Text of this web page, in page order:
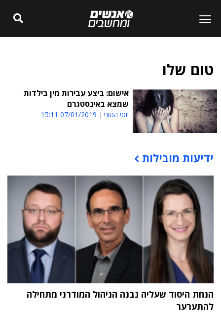
טום שלו
אישום: ביצע עבירות מין בילדות
שמצא באינסטגרם
יוסי הטוני 07/01/2019 15:11
תוכן פרסומי
ידיעות מובילות
הנחת היסוד שעליה נבנה הניהול המודרני מתחילה
להתערער